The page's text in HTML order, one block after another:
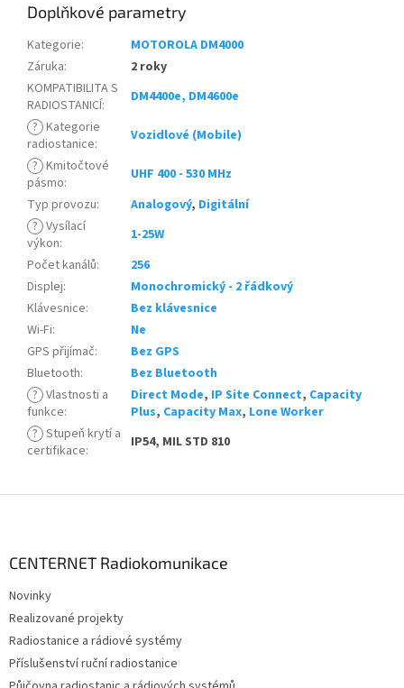
Doplňkové parametry
Kategorie:
MOTOROLA DM4000
Záruka:
2 roky
KOMPATIBILITA S
RADIOSTANICÍ:
DM4400e, DM4600e
? Kategorie
radiostanice:
Vozidlové (Mobile)
? Kmitočtové
pásmo:
UHF 400 - 530 MHz
Typ provozu: Analogový, Digitální
? Vysílací
výkon:
1-25W
Počet kanálů:
256
Displej:
Monochromický - 2 řádkový
Klávesnice:
Bez klávesnice
Wi-Fi:
Ne
GPS přijímač:
Bez GPS
Bluetooth:
Bez Bluetooth
? Vlastnosti a
funkce:
Direct Mode, IP Site Connect, Capacity
Plus, Capacity Max, Lone Worker
? Stupeň krytí a
certifikace: IP54, MIL STD 810
CENTERNET Radiokomunikace
Novinky
Realizované projekty
Radiostanice a rádiové systémy
Příslušenství ruční radiostanice